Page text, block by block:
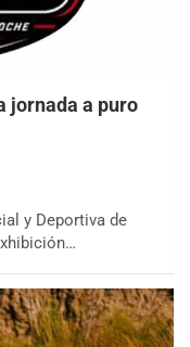
jornada a puro
y Deportiva de